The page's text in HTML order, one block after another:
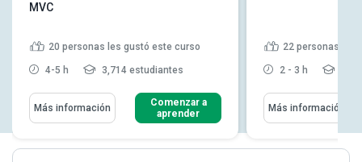
MVC
20 personas les gustó este curso
4-5 h 3,714 estudiantes
Más información
Comenzar a
aprender
22 personas les
2 - 3 h
Más información